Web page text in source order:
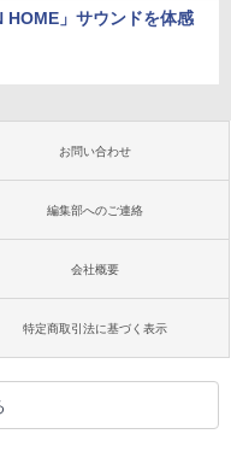
HOME」サウンドを体感
お問い合わせ
編集部へのご連絡
会社概要
特定商取引法に基づく表示